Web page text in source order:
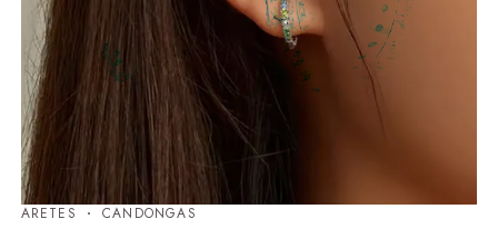
ARETES ⁠CANDONGAS